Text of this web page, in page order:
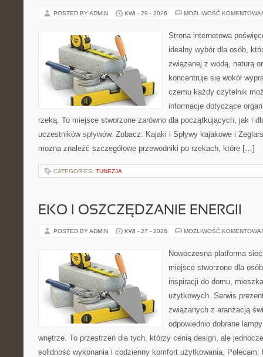
POSTED BY ADMIN KWI - 29 - 2026 MOŻLIWOŚĆ
Strona internetowa
idealny wybór dla osób,
związanej z wodą, naturą
koncentruje się wokół
czemu każdy czytelnik
informacje dotyczące
rzeką. To miejsce stworzone zarówno dla początkujących, jak i
uczestników spływów. Zobacz: Kajaki i Spływy kajakowe i
można znaleźć szczegółowe przewodniki po rzekach, które […]
CATEGORIES: TUNEZJA
EKO I OSZCZĘDZANIE ENERGII
POSTED BY ADMIN KWI - 27 - 2026 MOŻLIWOŚĆ
Nowoczesna platforma
miejsce stworzone dla
inspiracji do domu,
użytkowych. Serwis
związanych z aranżacją
odpowiednio dobrane
wnętrze. To przestrzeń dla tych, którzy cenią design, ale
solidność wykonania i codzienny komfort użytkowania. Polecam: